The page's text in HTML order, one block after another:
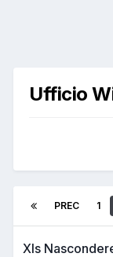
Ufficio
PREC 1
Xls